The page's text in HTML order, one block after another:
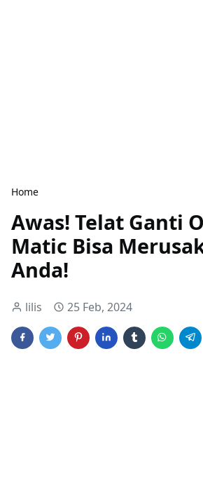
Home
Awas! Telat Ganti
Matic Bisa
Anda!
lilis 25 Feb, 2024